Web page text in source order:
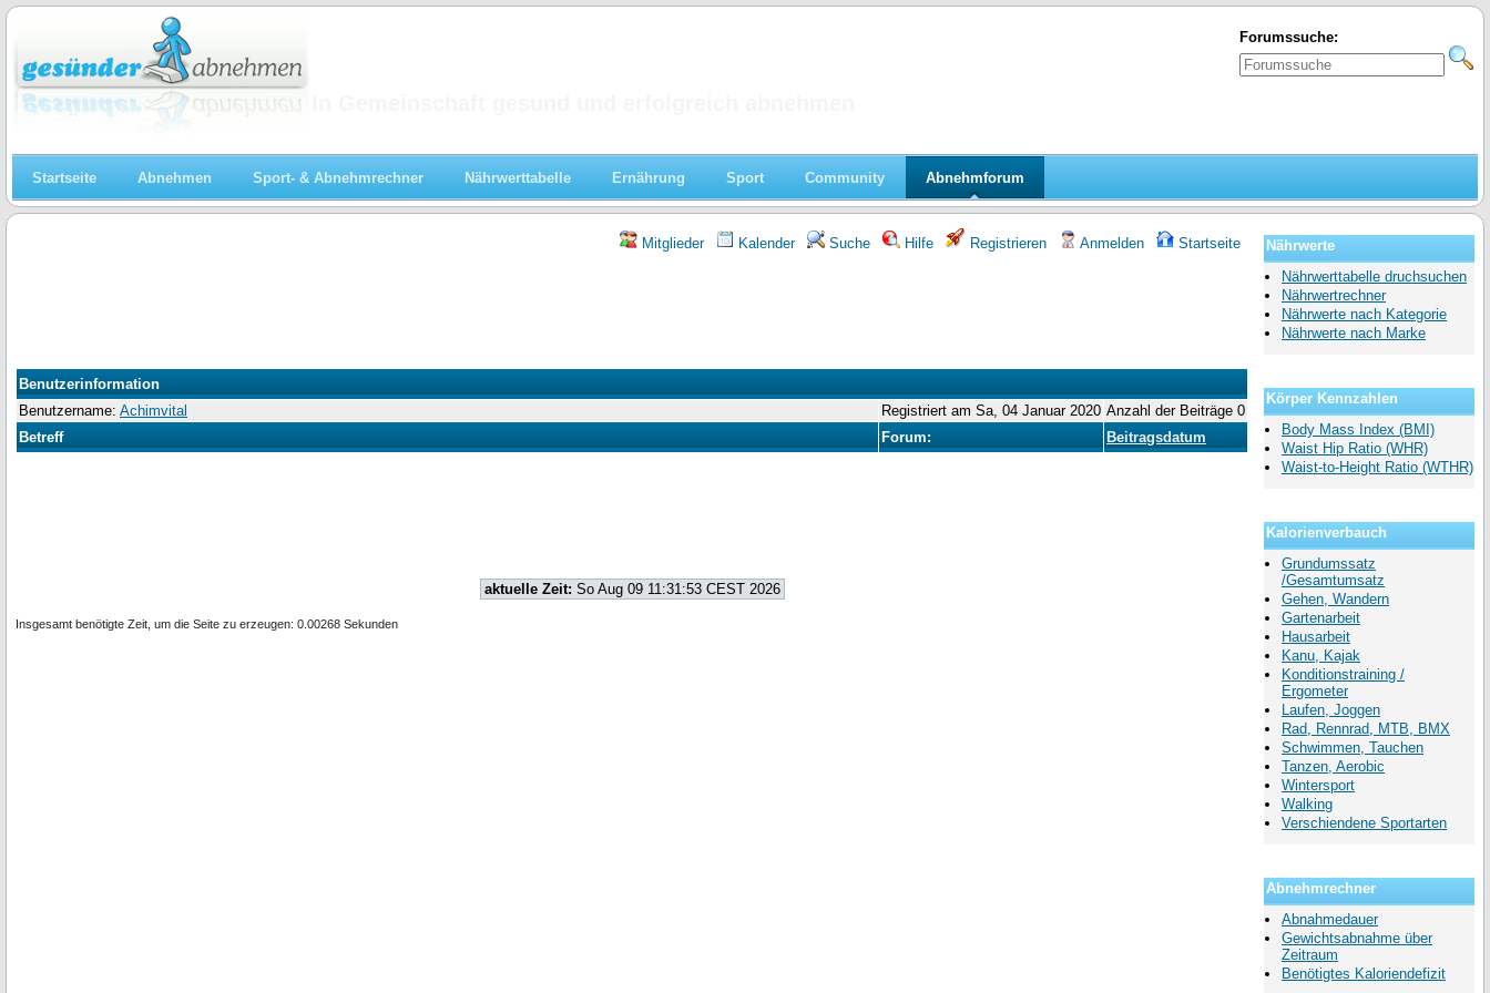
Forumssuche:
Startseite Abnehmen Sport- & Abnehmrechner Nährwerttabelle Ernährung Sport Community Abnehmforum
Mitglieder Kalender Suche Hilfe Registrieren Anmelden Startseite
Benutzerinformation
Benutzername: Achimvital Registriert am Sa, 04 Januar 2020 Anzahl der Beiträge 0
Betreff
Forum: Beitragsdatum
aktuelle Zeit: So Aug 09 11:31:53 CEST 2026
Insgesamt benötigte Zeit, um die Seite zu erzeugen: 0.00268 Sekunden
Nährwerte
Nährwerttabelle druchsuchen
Nährwertrechner
Nährwerte nach Kategorie
Nährwerte nach Marke
Körper Kennzahlen
Body Mass Index (BMI)
Waist Hip Ratio (WHR)
Waist-to-Height Ratio (WTHR)
Kalorienverbauch
Grundumssatz
/Gesamtumsatz
Gehen, Wandern
Gartenarbeit
Hausarbeit
Kanu, Kajak
Konditionstraining /
Ergometer
Laufen, Joggen
Rad, Rennrad, MTB, BMX
Schwimmen, Tauchen
Tanzen, Aerobic
Wintersport
Walking
Verschiendene Sportarten
Abnehmrechner
Abnahmedauer
Gewichtsabnahme über
Zeitraum
Benötigtes Kaloriendefizit